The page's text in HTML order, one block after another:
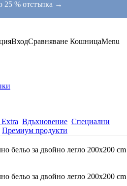
25 % отстъпка →
ВходСравняване КошницаMenu
Вдъхновение Специални
Премиум продукти